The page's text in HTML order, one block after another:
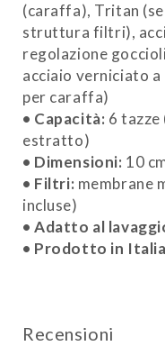
(caraffa), Tritan
struttura filtri),
regolazione
acciaio verniciato
per caraffa)
• Capacità: 6 tazze
estratto)
• Dimensioni: 10
• Filtri: membrane
incluse)
• Adatto al
• Prodotto in Italia